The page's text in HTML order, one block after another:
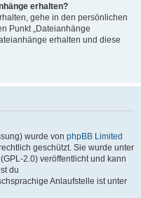
erhalten?
gehe in den persönlichen
Punkt „Dateianhänge
erhalten und diese
wurde von phpBB Limited
geschützt. Sie wurde unter
2.0) veröffentlicht und kann
du
Anlaufstelle ist unter